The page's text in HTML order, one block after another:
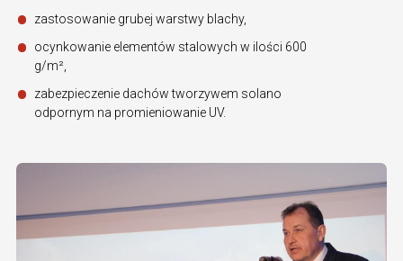
zastosowanie grubej warstwy blachy,
ocynkowanie elementów stalowych w ilości 600
g/m²,
zabezpieczenie dachów tworzywem solano
odpornym na promieniowanie UV.